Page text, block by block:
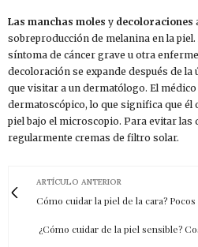
Las manchas moles y decoloraciones
sobreproducción de melanina en la
síntoma de cáncer grave u otra
decoloración se expande después de
que visitar a un dermatólogo. El
dermatoscópico, lo que significa que él
piel bajo el microscopio. Para evitar las
regularmente cremas de filtro solar.
ARTÍCULO ANTERIOR
Cómo cuidar la piel de la cara?
¿Cómo cuidar de la piel sensible?